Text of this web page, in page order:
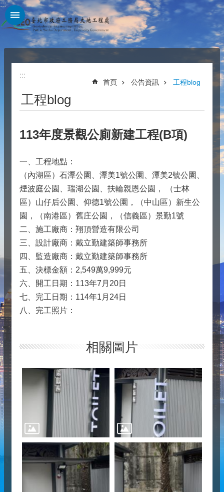
跳到主要內容區塊
:::
:::
首頁 公告資訊 工程blog
工程blog
113年度景觀公廁新建工程(B項)
一、工程地點：
（內湖區）石潭公園、潭美1號公園、潭美2號公園、
煙波庭公園、瑞湖公園、扶輪親恩公園， （士林
區）山仔后公園、仰德1號公園，（中山區）新生公
園，（南港區）舊庄公園，（信義區）景勤1號
二、施工廠商：翔頂營造有限公司
三、設計廠商：戴立勤建築師事務所
四、監造廠商：戴立勤建築師事務所
五、決標金額：2,549萬9,999元
六、開工日期：113年7月20日
七、完工日期：114年1月24日
八、完工照片：
相關圖片